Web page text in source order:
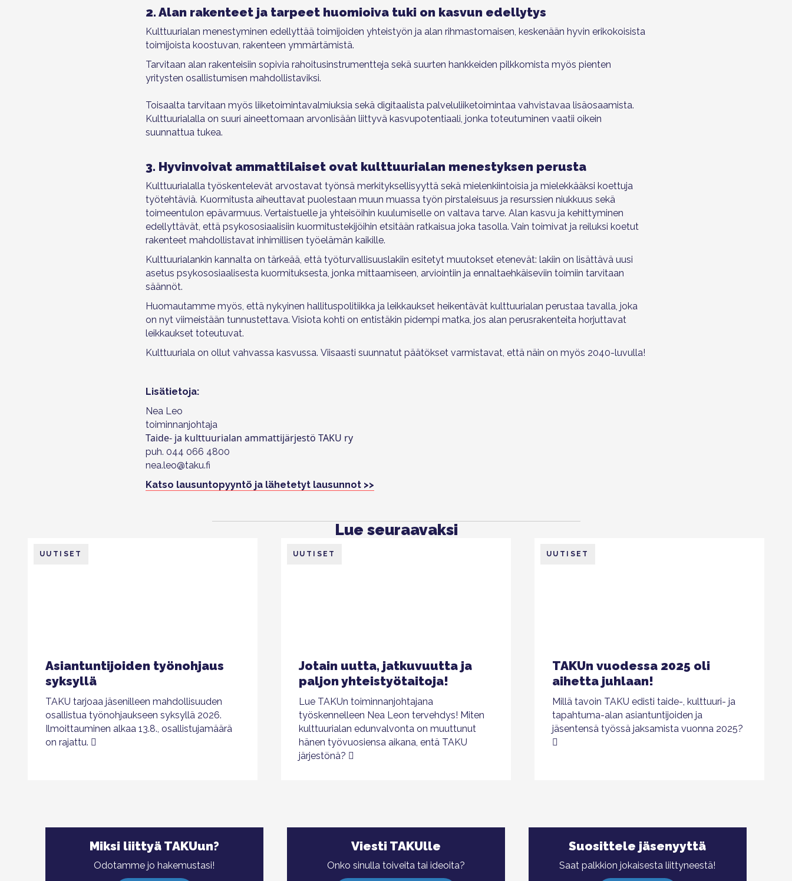
2. Alan rakenteet ja tarpeet huomioiva tuki on kasvun edellytys
Kulttuurialan menestyminen edellyttää toimijoiden yhteistyön ja alan rihmastomaisen, keskenään hyvin erikokoisista
toimijoista koostuvan, rakenteen ymmärtämistä.
Tarvitaan alan rakenteisiin sopivia rahoitusinstrumentteja sekä suurten hankkeiden pilkkomista myös pienten
yritysten osallistumisen mahdollistaviksi.
Toisaalta tarvitaan myös liiketoimintavalmiuksia sekä digitaalista palveluliiketoimintaa vahvistavaa lisäosaamista.
Kulttuurialalla on suuri aineettomaan arvonlisään liittyvä kasvupotentiaali, jonka toteutuminen vaatii oikein
suunnattua tukea.
3. Hyvinvoivat ammattilaiset ovat kulttuurialan menestyksen perusta
Kulttuurialalla työskentelevät arvostavat työnsä merkityksellisyyttä sekä mielenkiintoisia ja mielekkääksi koettuja
työtehtäviä. Kuormitusta aiheuttavat puolestaan muun muassa työn pirstaleisuus ja resurssien niukkuus sekä
toimeentulon epävarmuus. Vertaistuelle ja yhteisöihin kuulumiselle on valtava tarve. Alan kasvu ja kehittyminen
edellyttävät, että psykososiaalisiin kuormitustekijöihin etsitään ratkaisua joka tasolla. Vain toimivat ja reiluksi koetut
rakenteet mahdollistavat inhimillisen työelämän kaikille.
Kulttuurialankin kannalta on tärkeää, että työturvallisuuslakiin esitetyt muutokset etenevät: lakiin on lisättävä uusi
asetus psykososiaalisesta kuormituksesta, jonka mittaamiseen, arviointiin ja ennaltaehkäiseviin toimiin tarvitaan
säännöt.
Huomautamme myös, että nykyinen hallituspolitiikka ja leikkaukset heikentävät kulttuurialan perustaa tavalla, joka
on nyt viimeistään tunnustettava. Visiota kohti on entistäkin pidempi matka, jos alan perusrakenteita horjuttavat
leikkaukset toteutuvat.
Kulttuuriala on ollut vahvassa kasvussa. Viisaasti suunnatut päätökset varmistavat, että näin on myös 2040-luvulla!
Lisätietoja:
Nea Leo
toiminnanjohtaja
Taide- ja kulttuurialan ammattijärjestö TAKU ry
puh. 044 066 4800
nea.leo@taku.fi
Katso lausuntopyyntö ja lähetetyt lausunnot >>
Lue seuraavaksi
Asiantuntijoiden työnohjaus
syksyllä
UUTISET
TAKU tarjoaa jäsenilleen mahdollisuuden
osallistua työnohjaukseen syksyllä 2026.
Ilmoittauminen alkaa 13.8., osallistujamäärä
on rajattu.
Jotain uutta, jatkuvuutta ja
paljon yhteistyötaitoja!
UUTISET
Lue TAKUn toiminnanjohtajana
työskennelleen Nea Leon tervehdys! Miten
kulttuurialan edunvalvonta on muuttunut
hänen työvuosiensa aikana, entä TAKU
järjestönä?
TAKUn vuodessa 2025 oli
aihetta juhlaan!
UUTISET
Millä tavoin TAKU edisti taide-, kulttuuri- ja
tapahtuma-alan asiantuntijoiden ja
jäsentensä työssä jaksamista vuonna 2025?
Miksi liittyä TAKUun?
Odotamme jo hakemustasi!
Viesti TAKUlle
Onko sinulla toiveita tai ideoita?
Suosittele jäsenyyttä
Saat palkkion jokaisesta liittyneestä!